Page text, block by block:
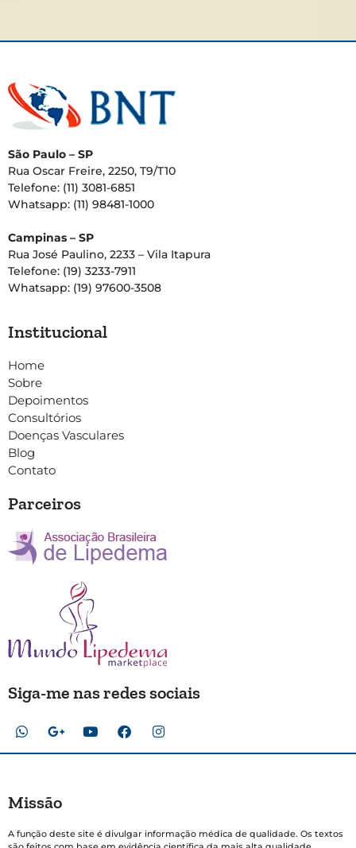
São Paulo – SP
Rua Oscar Freire, 2250, T9/T10
Telefone: (11) 3081-6851
Whatsapp: (11) 98481-1000
Campinas – SP
Rua José Paulino, 2233 – Vila Itapura
Telefone: (19) 3233-7911
Whatsapp: (19) 97600-3508
Institucional
Home
Sobre
Depoimentos
Consultórios
Doenças Vasculares
Blog
Contato
Parceiros
Siga-me nas redes sociais
Missão
A função deste site é divulgar informação médica de qualidade. Os textos